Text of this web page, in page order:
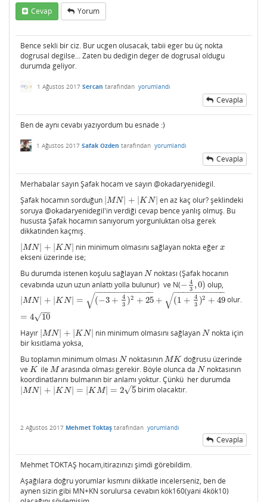
Cevap Yorum
Bence sekli bir ciz. Bur ucgen olusacak, tabii eger bu üç nokta
dogrusal degilse... Zaten bu dedigin deger de dogrusal oldugu
durumda geliyor.
1 Ağustos 2017 Sercan tarafından yorumlandı
Cevapla
Ben de aynı cevabı yazıyordum bu esnade :)
1 Ağustos 2017 Safak Ozden tarafından yorumlandı
Cevapla
Merhabalar sayın Şafak hocam ve sayın @okadaryenidegil.
Şafak hocamın sorduğun MN + |K N|
|MN| |K N|
en az kaç olur? şeklindeki
soruya @okadaryenidegil'in verdiği cevap bence yanlış olmuş. Bu
hususta Şafak hocamın sanıyorum yorgunluktan olsa gerek
dikkatinden kaçmış.
MN + |K N|
|MN| |K N| nin minimum olmasını sağlayan nokta eğerx
x
ekseni üzerinde ise;
Bu durumda istenen koşulu sağlayan N
N noktası (Şafak hocanın
cevabında uzun uzun anlattı yolla bulunur) ve N(− 4
3 ,0)
−430) olup,
MN + |K N| = (−3 +
4
3 )2 + 25
− −
−−−−−−−−−−
√ + (1 + 4
3 )2 + 49
− −
−−−−−−−−−
√
= 4 10
−−
√
|MN| |K N|=(− 3+4 3)2+25+(1 +43) 2+ 49= 410 olur.
Hayır MN + |K N|
|MN| |K N| nin minimum olmasını sağlayanN
N nokta için
bir kısıtlama yoksa,
Bu toplamın minimum olması N
N noktasının MK
MK
doğrusu üzerinde
ve K
K ile M
M arasında olması gerekir. Böyle olunca da N
N noktasının
koordinatlarını bulmanın bir anlamı yoktur. Çünkü her durumda
MN + |K N| = |K M| = 2 5
–
√
|MN| |K N|=|K M| =25 birim olacaktır.
2 Ağustos 2017 Mehmet Toktaş tarafından yorumlandı
Cevapla
Mehmet TOKTAŞ hocam,itirazınızı şimdi görebildim.
Aşağılara doğru yorumlar kısmını dikkatle incelerseniz, ben de
aynen sizin gibi MN+KN sorulursa cevabın kök160(yani 4kök10)